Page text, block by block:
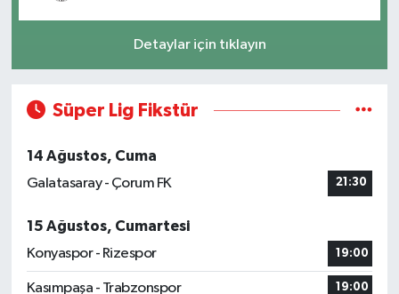
Detaylar için tıklayın
Süper Lig Fikstür
14 Ağustos, Cuma
Galatasaray - Çorum FK
21:30
15 Ağustos, Cumartesi
Konyaspor - Rizespor
19:00
Kasımpaşa - Trabzonspor 19:00